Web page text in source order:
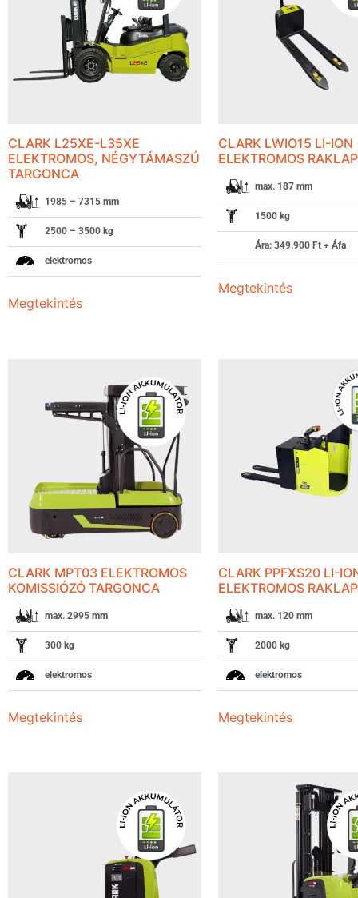
CLARK L25XE-L35XE
ELEKTROMOS, NÉGYTÁMASZÚ
TARGONCA
1985 – 7315 mm
2500 – 3500 kg
elektromos
Megtekintés
CLARK LWIO15 LI-ION
ELEKTROMOS
max. 187 mm
1500 kg
Ára: 349.900 Ft + Áfa
Megtekintés
CLARK MPT03 ELEKTROMOS
KOMISSIÓZÓ TARGONCA
max. 2995 mm
300 kg
elektromos
Megtekintés
CLARK PPFXS20 LI-
ELEKTROMOS
max. 120 mm
2000 kg
elektromos
Megtekintés